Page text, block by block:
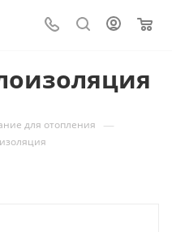
для отопления —